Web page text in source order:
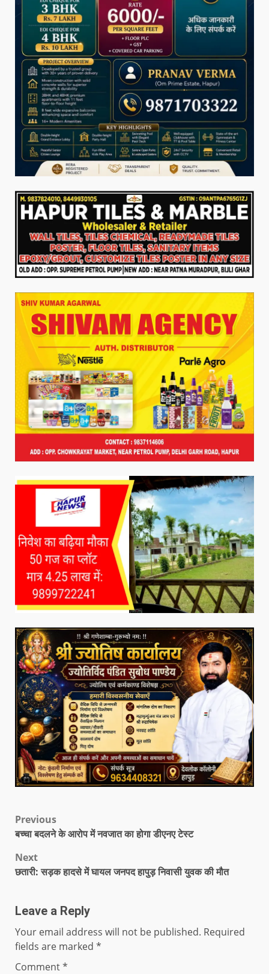
Previous
बच्चा बदलने के आरोप में नवजात का होगा डीएनए टेस्ट
Next
छतारी: सड़क हादसे में घायल जनपद हापुड़ निवासी युवक की मौत
Leave a Reply
Your email address will not be published. Required
fields are marked *
Comment*